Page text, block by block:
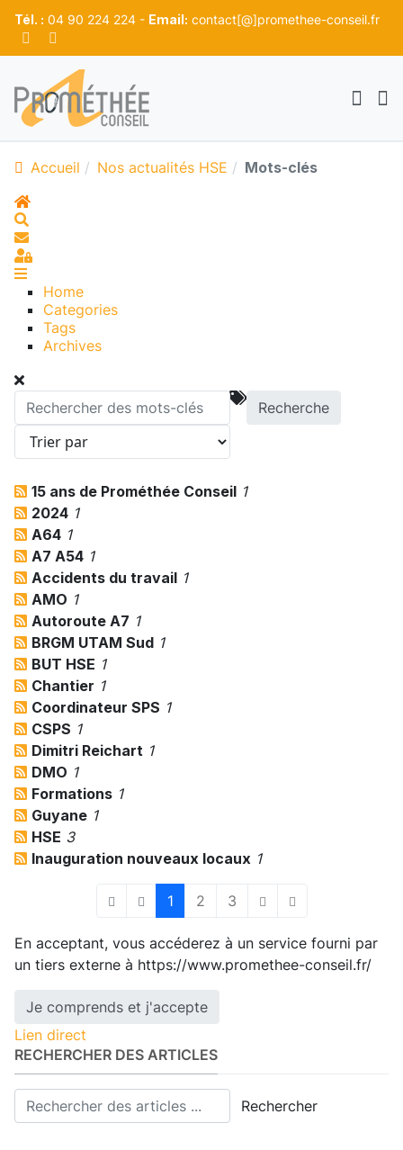
Tél. : 04 90 224 224 - Email: contact[@]promethee-conseil.fr
Accueil Nos actualités HSE
Mots-clés
Home
S'abonner au blog
Sign In
Home
Categories
Tags
Archives
Recherche
15 ans de Prométhée Conseil 1
2024 1
A64 1
A7 A54 1
Accidents du travail 1
AMO 1
Autoroute A7 1
BRGM UTAM Sud 1
BUT HSE 1
Chantier 1
Coordinateur SPS 1
CSPS 1
Dimitri Reichart 1
DMO 1
Formations 1
Guyane 1
HSE 3
Inauguration nouveaux locaux 1
First Page
Previous Page
1 2 3
Next Page
Last Page
En acceptant, vous accéderez à un service fourni par
un tiers externe à https://www.promethee-conseil.fr/
Je comprends et j'accepte
Lien direct
RECHERCHER DES ARTICLES
Rechercher